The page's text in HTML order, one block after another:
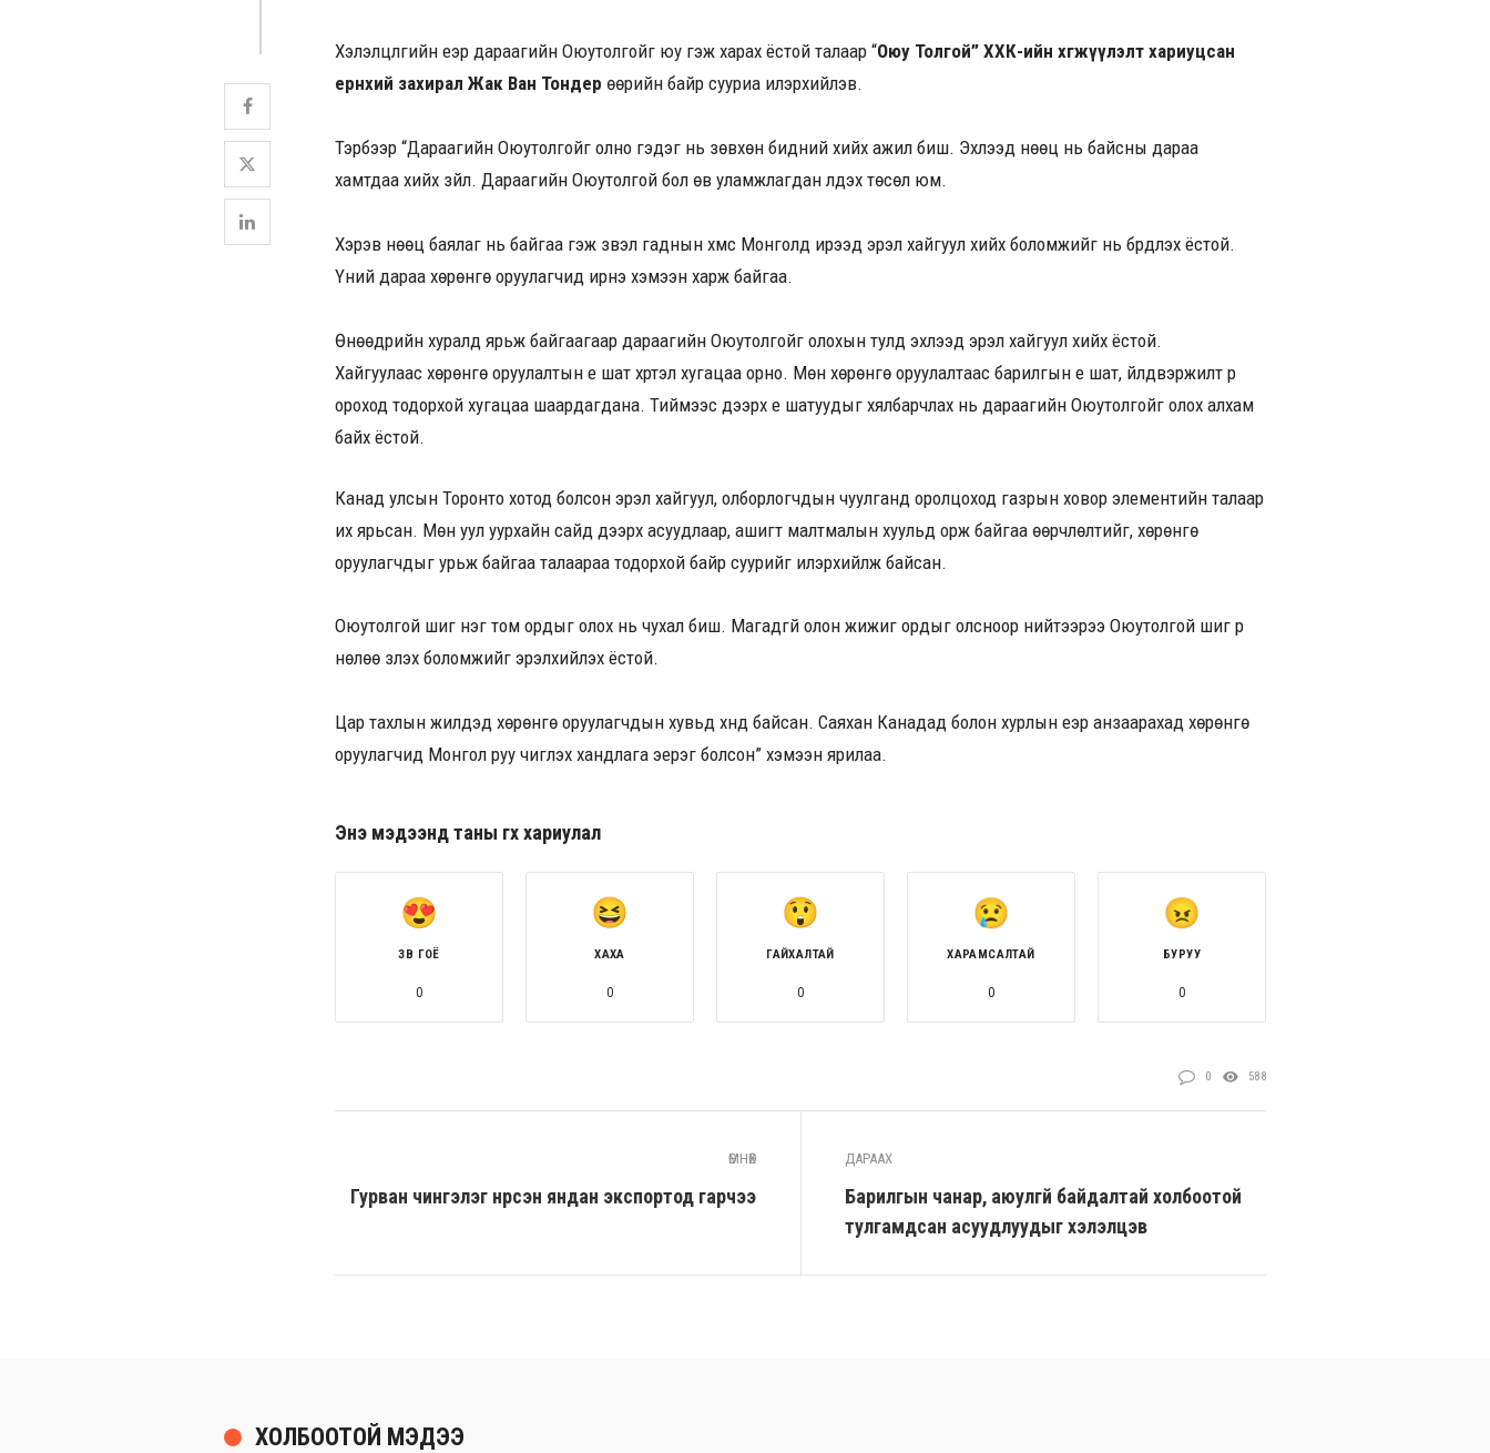
Хэлэлцүүлгийн үеэр дараагийн Оюутолгойг юу гэж харах ёстой талаар “Оюу Толгой” ХХК-ийн хөгжүүлэлт хариуцсан
ерөнхий захирал Жак Ван Тондер өөрийн байр сууриа илэрхийлэв.
Тэрбээр “Дараагийн Оюутолгойг олно гэдэг нь зөвхөн бидний хийх ажил биш. Эхлээд нөөц нь байсны дараа
хамтдаа хийх зүйл. Дараагийн Оюутолгой бол өв уламжлагдан үлдэх төсөл юм.
Хэрэв нөөц баялаг нь байгаа гэж үзвэл гаднын хүмүүс Монголд ирээд эрэл хайгуул хийх боломжийг нь бүрдүүлэх ёстой.
Үүний дараа хөрөнгө оруулагчид ирнэ хэмээн харж байгаа.
Өнөөдрийн хуралд ярьж байгаагаар дараагийн Оюутолгойг олохын тулд эхлээд эрэл хайгуул хийх ёстой.
Хайгуулаас хөрөнгө оруулалтын үе шат хүртэл хугацаа орно. Мөн хөрөнгө оруулалтаас барилгын үе шат, үйлдвэржилт рүү
ороход тодорхой хугацаа шаардагдана. Тиймээс дээрх үе шатуудыг хялбарчлах нь дараагийн Оюутолгойг олох алхам
байх ёстой.
Канад улсын Торонто хотод болсон эрэл хайгуул, олборлогчдын чуулганд оролцоход газрын ховор элементийн талаар
их ярьсан. Мөн уул уурхайн сайд дээрх асуудлаар, ашигт малтмалын хуульд орж байгаа өөрчлөлтийг, хөрөнгө
оруулагчдыг урьж байгаа талаараа тодорхой байр суурийг илэрхийлж байсан.
Оюутолгой шиг нэг том ордыг олох нь чухал биш. Магадгүй олон жижиг ордыг олсноор нийтээрээ Оюутолгой шиг үр
нөлөө үзүүлэх боломжийг эрэлхийлэх ёстой.
Цар тахлын жилүүдэд хөрөнгө оруулагчдын хувьд хүнд байсан. Саяхан Канадад болон хурлын үеэр анзаарахад хөрөнгө
оруулагчид Монгол руу чиглэх хандлага эерэг болсон” хэмээн ярилаа.
Энэ мэдээнд таны өгөх хариулал
ЗӨВ ГОЁ
0
ХАХА
0
ГАЙХАЛТАЙ
0
ХАРАМСАЛТАЙ
0
БУРУУ
0
0 588
ӨМНӨХ
Гурван чингэлэг нүүрсэн яндан экспортод гарчээ
ДАРААХ
Барилгын чанар, аюулгүй байдалтай холбоотой
тулгамдсан асуудлуудыг хэлэлцэв
ХОЛБООТОЙ МЭДЭЭ